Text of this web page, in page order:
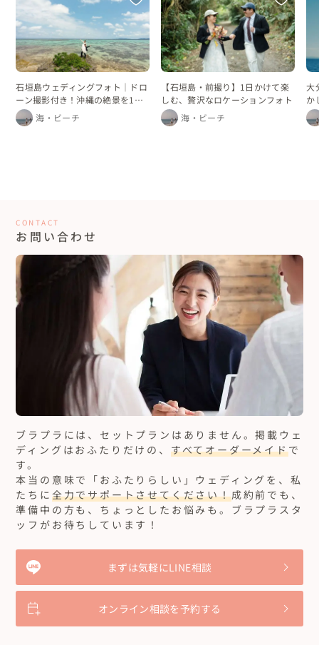
石垣島ウェディングフォト｜ドロ
ーン撮影付き！沖縄の絶景を1日
かけて巡るフォトプラン
海・ビーチ
【石垣島・前撮り】1日かけて楽
しむ、贅沢なロケーションフォト
海・ビーチ
大
か
CONTACT
お問い合わせ
ブラプラには、セットプランはありません。掲載ウェ
ディングはおふたりだけの、 すべてオーダーメイドで
す。
本当の意味で「おふたりらしい」ウェディングを、私
たちに 全力でサポートさせてください！成約前でも、
準備中の方も、ちょっとしたお悩みも。ブラプラスタ
ッフがお待ちしています！
まずは気軽にLINE相談
オンライン相談を予約する